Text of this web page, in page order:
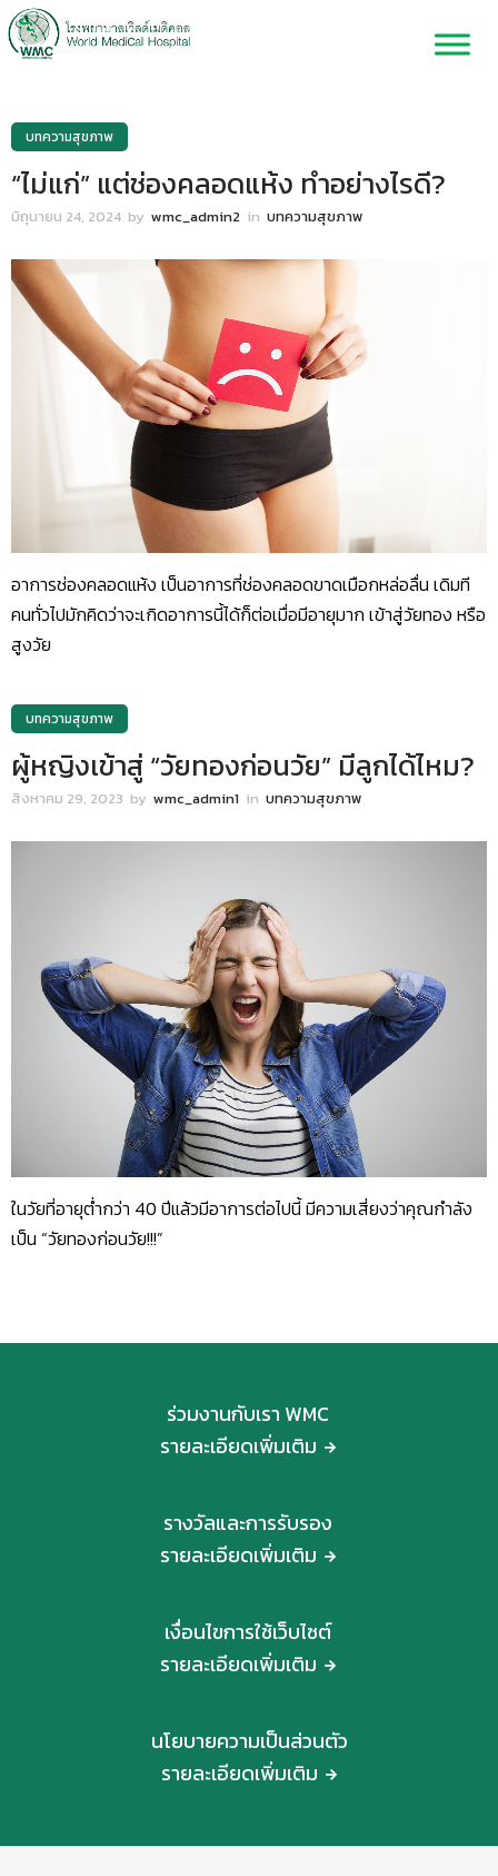
บทความสุขภาพ
“ไม่แก่” แต่ช่องคลอดแห้ง ทำอย่างไรดี?
มิถุนายน 24, 2024 by wmc_admin2 in บทความสุขภาพ
อาการช่องคลอดแห้ง เป็นอาการที่ช่องคลอดขาดเมือกหล่อลื่น เดิมที
คนทั่วไปมักคิดว่าจะเกิดอาการนี้ได้ก็ต่อเมื่อมีอายุมาก เข้าสู่วัยทอง หรือ
สูงวัย
บทความสุขภาพ
ผู้หญิงเข้าสู่ “วัยทองก่อนวัย” มีลูกได้ไหม?
สิงหาคม 29, 2023 by wmc_admin1 in บทความสุขภาพ
ในวัยที่อายุต่ำกว่า 40 ปีแล้วมีอาการต่อไปนี้ มีความเสี่ยงว่าคุณกำลัง
เป็น “วัยทองก่อนวัย!!!”
ร่วมงานกับเรา WMC
รายละเอียดเพิ่มเติม
รางวัลและการรับรอง
รายละเอียดเพิ่มเติม
เงื่อนไขการใช้เว็บไซต์
รายละเอียดเพิ่มเติม
นโยบายความเป็นส่วนตัว
รายละเอียดเพิ่มเติม